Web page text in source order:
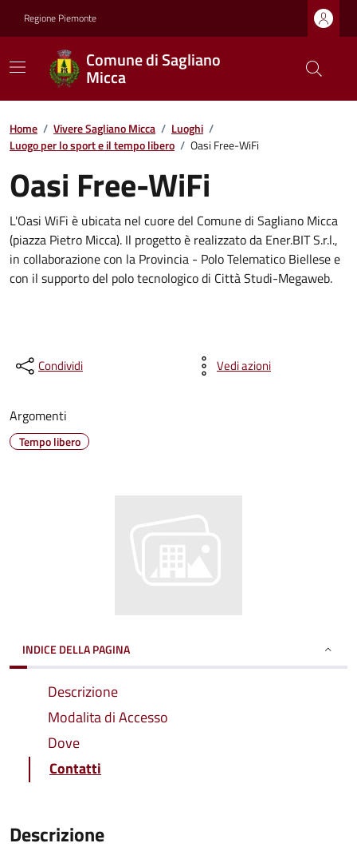
Regione Piemonte
Comune di Sagliano
Micca
Home / Vivere Sagliano Micca / Luoghi /
Luogo per lo sport e il tempo libero / Oasi Free-WiFi
Oasi Free-WiFi
L'Oasi WiFi è ubicata nel cuore del Comune di Sagliano Micca
(piazza Pietro Micca). Il progetto è realizzato da Ener.BIT S.r.l.,
in collaborazione con la Provincia - Polo Telematico Biellese e
con il supporto del polo tecnologico di Città Studi-Megaweb.
Condividi Vedi azioni
Argomenti
Tempo libero
INDICE DELLA PAGINA
Descrizione
Modalita di Accesso
Dove
Contatti
Descrizione